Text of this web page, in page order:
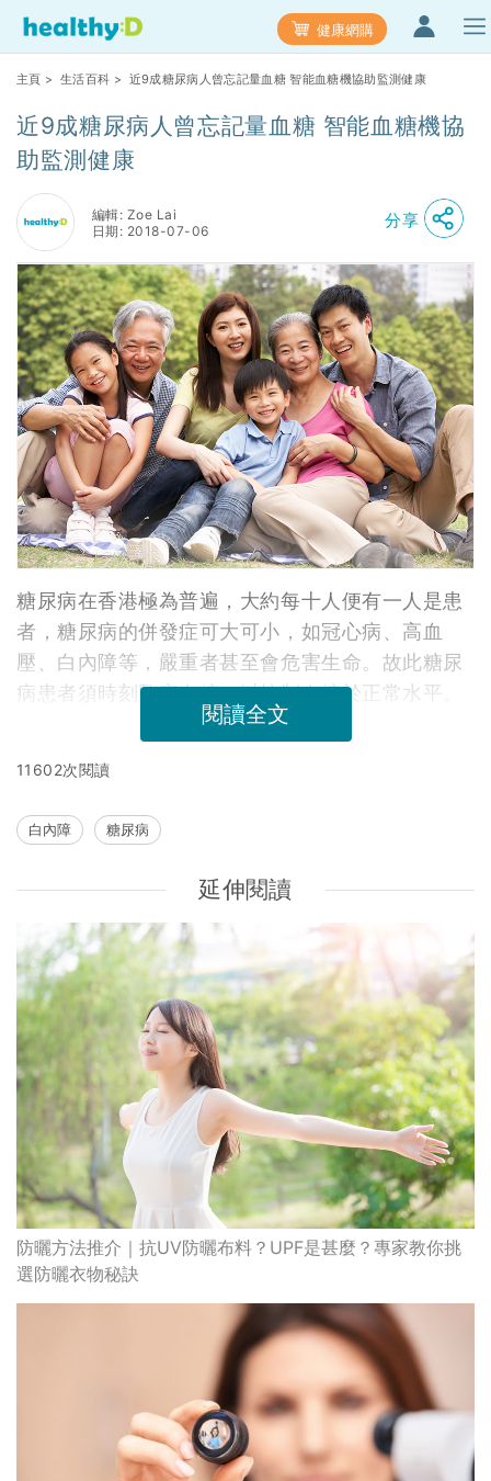
健康網購
主頁 > 生活百科 > 近9成糖尿病人曾忘記量血糖 智能血糖機協助監測健康
近9成糖尿病人曾忘記量血糖 智能血糖機協
助監測健康
編輯: Zoe Lai
日期: 2018-07-06
分享
糖尿病在香港極為普遍，大約每十人便有一人是患
者，糖尿病的併發症可大可小，如冠心病、高血
壓、白內障等，嚴重者甚至會危害生命。故此糖尿
病患者須時刻監察血糖，以控制血糖於正常水平。
閱讀全文
11602次閱讀
白內障 糖尿病
延伸閱讀
防曬方法推介｜抗UV防曬布料？UPF是甚麼？專家教你挑
選防曬衣物秘訣